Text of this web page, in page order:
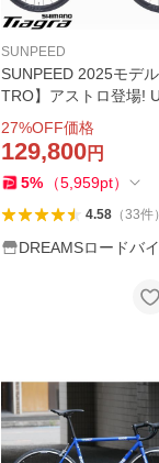
SUNPEED
SUNPEED 2025モデ
TRO】アストロ登場!
証 20速 700C ロードバ
シマノ TIAGRA STIレ
圧ディスクブレーキ カ
ンフォーク ジュニア
27%OFF価格
129,800円
5% （5,959pt）
4.58（33件）
DREAMSロードバイ